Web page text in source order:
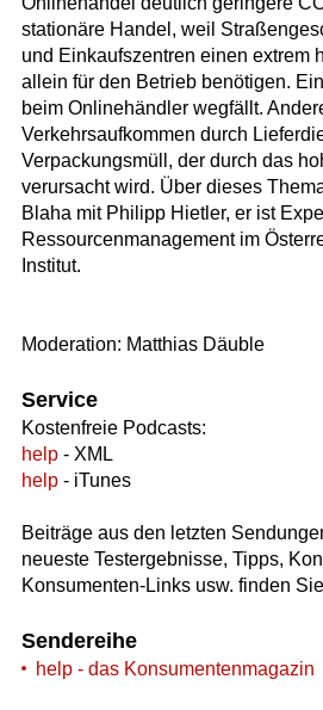
stationäre Handel, weil
und Einkaufszentren einen extrem
allein für den Betrieb benötigen.
beim Onlinehändler wegfällt.
Verkehrsaufkommen durch
Verpackungsmüll, der durch das
verursacht wird. Über dieses
Blaha mit Philipp Hietler, er ist
Ressourcenmanagement im
Institut.
Moderation: Matthias Däuble
Service
Kostenfreie Podcasts:
help- XML
help- iTunes
Beiträge aus den letzten
neueste Testergebnisse, Tipps,
Konsumenten-Links usw. finden
Sendereihe
help - das Konsumentenmagazin